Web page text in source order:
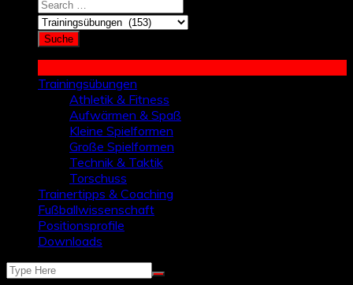
Trainingsübungen
Athletik & Fitness
Aufwärmen & Spaß
Kleine Spielformen
Große Spielformen
Technik & Taktik
Torschuss
Trainertipps & Coaching
Fußballwissenschaft
Positionsprofile
Downloads